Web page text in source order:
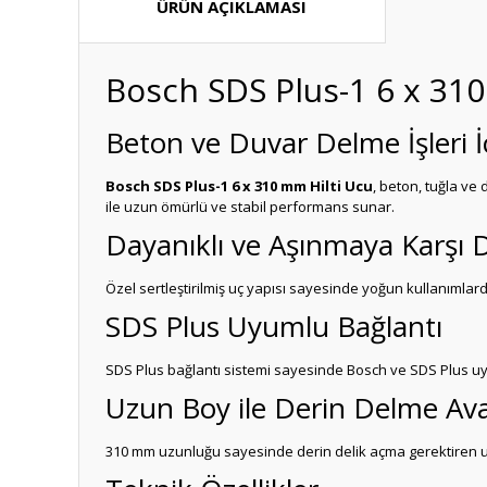
ÜRÜN AÇIKLAMASI
Bosch SDS Plus-1 6 x
Beton ve Duvar Delme İşleri
Bosch SDS Plus-1 6 x 310 mm Hilti Ucu, beton, tuğla ve
ile uzun ömürlü ve stabil performans sunar.
Dayanıklı ve Aşınmaya Karşı
Özel sertleştirilmiş uç yapısı sayesinde yoğun
SDS Plus Uyumlu Bağlantı
SDS Plus bağlantı sistemi sayesinde Bosch ve SDS Plus
Uzun Boy ile Derin Delme
310 mm uzunluğu sayesinde derin delik açma gerektiren